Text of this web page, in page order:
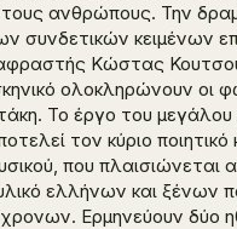
ανθρώπους. Την
συνδετικών κειμένων
Κώστας
ολοκληρώνουν οι
Το έργο του μεγάλου
τον κύριο ποιητικό
που πλαισιώνεται
ελλήνων και ξένων
Ερμηνεύουν δύο